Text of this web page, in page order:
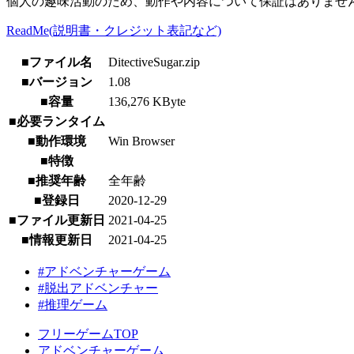
ReadMe(説明書・クレジット表記など)
■ファイル名
DitectiveSugar.zip
■バージョン
1.08
■容量
136,276 KByte
■必要ランタイム
■動作環境
Win Browser
■特徴
■推奨年齢
全年齢
■登録日
2020-12-29
■ファイル更新日 2021-04-25
■情報更新日
2021-04-25
#アドベンチャーゲーム
#脱出アドベンチャー
#推理ゲーム
フリーゲームTOP
アドベンチャーゲーム